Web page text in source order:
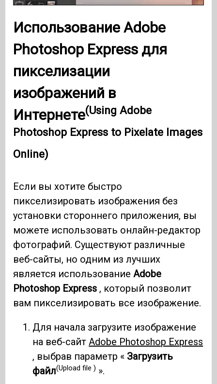
Использование Adobe
Photoshop Express для
пикселизации
изображений в
Интернете(Using Adobe
Photoshop Express to Pixelate Images
Online)
Если вы хотите быстро
пикселизировать изображения без
установки стороннего приложения, вы
можете использовать онлайн-редактор
фотографий. Существуют различные
веб-сайты, но одним из лучших
является использование Adobe
Photoshop Express , который позволит
вам пикселизировать все изображение.
Для начала загрузите изображение
на веб-сайт Adobe Photoshop Express
, выбрав параметр « Загрузить
файл(Upload file ) ».